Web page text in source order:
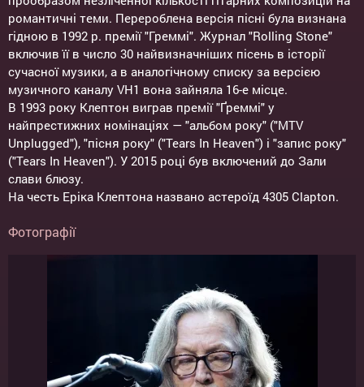
романтичні теми. Перероблена версія пісні була визнана
гідною в 1992 р. премії "Греммі". Журнал "Rolling Stone"
включив її в число 30 найвизначніших пісень в історії
сучасної музики, а в аналогічному списку за версією
музичного каналу VH1 вона зайняла 16-е місце.
В 1993 року Клептон виграв премії "Ґреммі" у
найпрестижних номінаціях — "альбом року" ("MTV
Unplugged"), "пісня року" ("Tears In Heaven") і "запис року"
("Tears In Heaven"). У 2015 році був включений до Зали
слави блюзу.
На честь Еріка Клептона названо астероїд 4305 Clapton.
Фотографії